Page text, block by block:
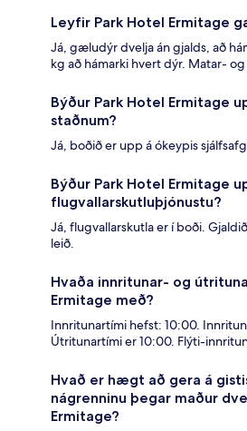
Leyfir Park Hotel Ermitage
Já, gæludýr dvelja án gjalds, að
kg að hámarki hvert dýr. Matar-
Býður Park Hotel Ermitage
staðnum?
Já, boðið er upp á ókeypis
Býður Park Hotel Ermitage
flugvallarskutluþjónustu?
Já, flugvallarskutla er í boði.
leið.
Hvaða innritunar- og
Ermitage með?
Innritunartími hefst: 10:00.
Útritunartími er 10:00. Flýti-
Hvað er hægt að gera á
nágrenninu þegar maður
Ermitage?